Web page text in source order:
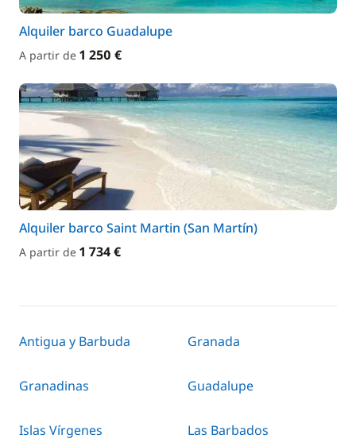
Alquiler barco Guadalupe
A partir de 1 250 €
Alquiler barco Saint Martin (San Martín)
A partir de 1 734 €
Antigua y Barbuda Granada
Granadinas Guadalupe
Islas Vírgenes Las Barbados